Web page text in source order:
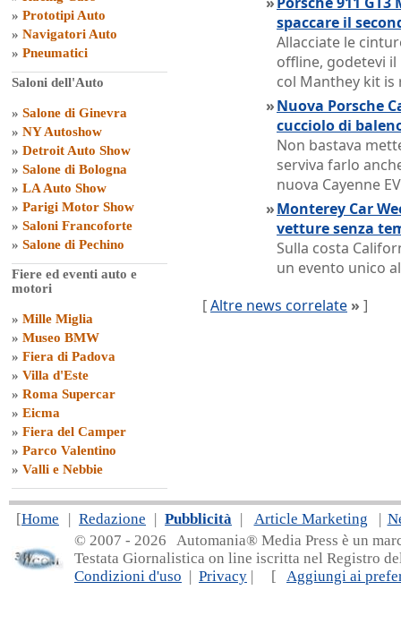
» Prototipi Auto
» Navigatori Auto
» Pneumatici
Saloni dell'Auto
» Salone di Ginevra
» NY Autoshow
» Detroit Auto Show
» Salone di Bologna
» LA Auto Show
» Parigi Motor Show
» Saloni Francoforte
» Salone di Pechino
Fiere ed eventi auto e
motori
» Mille Miglia
» Museo BMW
» Fiera di Padova
» Villa d'Este
» Roma Supercar
» Eicma
» Fiera del Camper
» Parco Valentino
» Valli e Nebbie
spaccare il
Allacciate le
offline, godetevi il
col Manthey kit
»Nuova Porsche
cucciolo di
Non bastava
serviva farlo
nuova Cayenne EV
»Monterey Car
vetture senza
Sulla costa
un evento unico
[Altre news correlate » ]
[Home | Redazione | Pubblicità | Article Marketing |
© 2007 - 2026 Automania® Media Press è un
Testata Giornalistica on line iscritta nel Registro
Condizioni d'uso | Privacy | [ Aggiungi ai